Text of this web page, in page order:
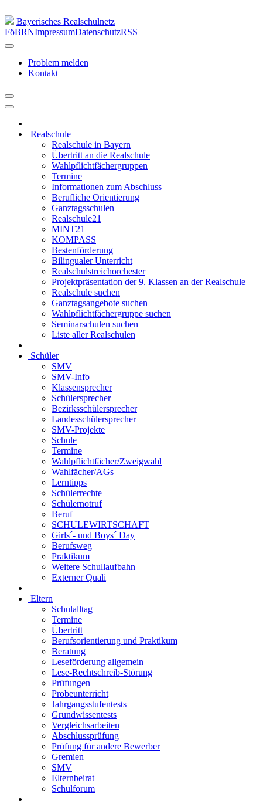
Bayerisches Realschulnetz
FöBRNImpressumDatenschutzRSS
Problem melden
Kontakt
Realschule
Realschule in Bayern
Übertritt an die Realschule
Wahlpflichtfächergruppen
Termine
Informationen zum Abschluss
Berufliche Orientierung
Ganztagsschulen
Realschule21
MINT21
KOMPASS
Bestenförderung
Bilingualer Unterricht
Realschulstreichorchester
Projektpräsentation der 9. Klassen an der Realschule
Realschule suchen
Ganztagsangebote suchen
Wahlpflichtfächergruppe suchen
Seminarschulen suchen
Liste aller Realschulen
Schüler
SMV
SMV-Info
Klassensprecher
Schülersprecher
Bezirksschülersprecher
Landesschülersprecher
SMV-Projekte
Schule
Termine
Wahlpflichtfächer/Zweigwahl
Wahlfächer/AGs
Lerntipps
Schülerrechte
Schülernotruf
Beruf
SCHULEWIRTSCHAFT
Girls´- und Boys´ Day
Berufsweg
Praktikum
Weitere Schullaufbahn
Externer Quali
Eltern
Schulalltag
Termine
Übertritt
Berufsorientierung und Praktikum
Beratung
Leseförderung allgemein
Lese-Rechtschreib-Störung
Prüfungen
Probeunterricht
Jahrgangsstufentests
Grundwissentests
Vergleichsarbeiten
Abschlussprüfung
Prüfung für andere Bewerber
Gremien
SMV
Elternbeirat
Schulforum